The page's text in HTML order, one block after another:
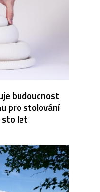
budoucnost
pro stolování
sto let